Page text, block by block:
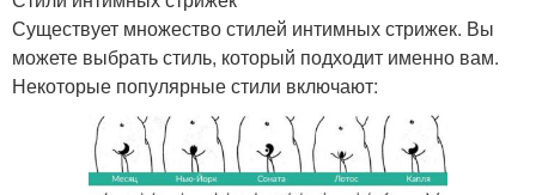
Существует множество стилей интимных стрижек. Вы
можете выбрать стиль, который подходит именно вам.
Некоторые популярные стили включают: